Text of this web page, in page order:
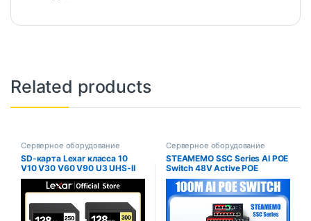
Related products
Серверное оборудование
SD-карта Lexar класса 10
V10 V30 V60 V90 U3 UHS-II
32 ГБ 64 ГБ 128 ГБ 256 ГБ
512 ГБ SDHC SDXC
Высокоскоростная карта
памяти 4K 8K для камеры
Серверное оборудование
STEAMEMO SSC Series AI POE
Switch 48V Active POE
Сетевой коммутатор 90 Вт
Источник питания Ethernet
10/100 Мбит/с для IP-камеры
Беспроводная точка доступа